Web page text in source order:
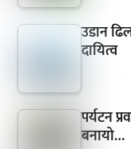
उडान
दायित्व
पर्यटन
बनायो…